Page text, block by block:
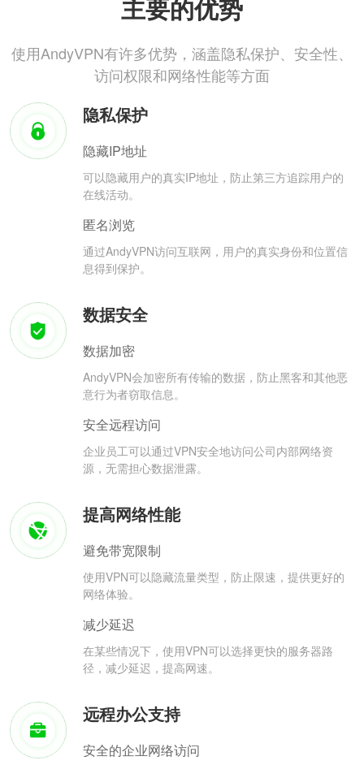
主要的优势
使用AndyVPN有许多优势，涵盖隐私保护、安全性、
访问权限和网络性能等方面
隐私保护
隐藏IP地址
可以隐藏用户的真实IP地址，防止第三方追踪用户的
在线活动。
匿名浏览
通过AndyVPN访问互联网，用户的真实身份和位置信
息得到保护。
数据安全
数据加密
AndyVPN会加密所有传输的数据，防止黑客和其他恶
意行为者窃取信息。
安全远程访问
企业员工可以通过VPN安全地访问公司内部网络资
源，无需担心数据泄露。
提高网络性能
避免带宽限制
使用VPN可以隐藏流量类型，防止限速，提供更好的
网络体验。
减少延迟
在某些情况下，使用VPN可以选择更快的服务器路
径，减少延迟，提高网速。
远程办公支持
安全的企业网络访问